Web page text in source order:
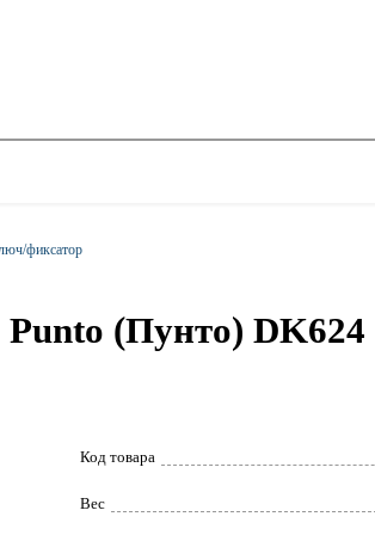
фиксатор
(Пунто)
Код товара
Вес